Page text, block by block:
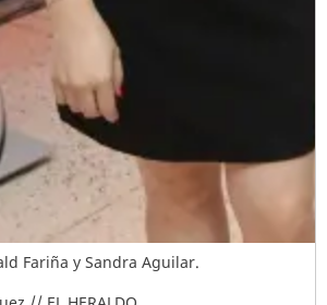
Fariña y Sandra Aguilar.